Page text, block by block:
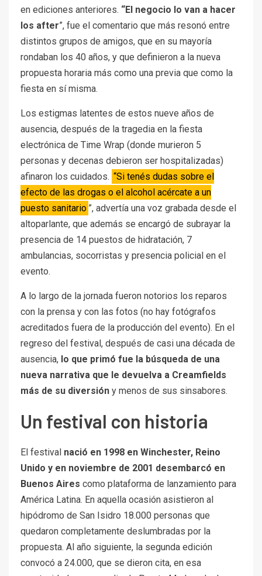
en ediciones anteriores. “El negocio lo van a hacer
los after”, fue el comentario que más resonó entre
distintos grupos de amigos, que en su mayoría
rondaban los 40 años, y que definieron a la nueva
propuesta horaria más como una previa que como la
fiesta en sí misma.
Los estigmas latentes de estos nueve años de
ausencia, después de la tragedia en la fiesta
electrónica de Time Wrap (donde murieron 5
personas y decenas debieron ser hospitalizadas)
afinaron los cuidados. “Si tenés dudas sobre el
efecto de las drogas o el alcohol acércate a un
puesto sanitario ”, advertía una voz grabada desde el
altoparlante, que además se encargó de subrayar la
presencia de 14 puestos de hidratación, 7
ambulancias, socorristas y presencia policial en el
evento.
A lo largo de la jornada fueron notorios los reparos
con la prensa y con las fotos (no hay fotógrafos
acreditados fuera de la producción del evento). En el
regreso del festival, después de casi una década de
ausencia, lo que primó fue la búsqueda de una
nueva narrativa que le devuelva a Creamfields
más de su diversión y menos de sus sinsabores.
Un festival con historia
El festival nació en 1998 en Winchester, Reino
Unido y en noviembre de 2001 desembarcó en
Buenos Aires como plataforma de lanzamiento para
América Latina. En aquella ocasión asistieron al
hipódromo de San Isidro 18.000 personas que
quedaron completamente deslumbradas por la
propuesta. Al año siguiente, la segunda edición
convocó a 24.000, que se dieron cita, en esa